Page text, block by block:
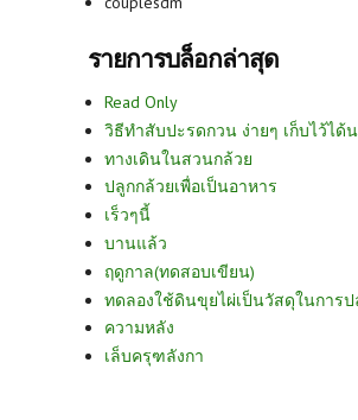
รายการบล็อกล่าสุด
Read Only
วิธีทำสับปะรดกวน ง่ายๆ เก็บไว้ได้
ทางเดินในสวนกล้วย
ปลูกกล้วยเพื่อเป็นอาหาร
เร็วๆนี้
บานแล้ว
ฤดูกาล(ทดสอบเขียน)
ทดลองใช้ดินขุยไผ่เป็นวัสดุในการ
ความหลัง
เล็บครุฑลังกา